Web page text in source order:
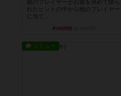
親のプレイヤーがお題を決めて限ら
れたヒントの中から他のプレイヤー
に当て...
約6時間前
レビュー